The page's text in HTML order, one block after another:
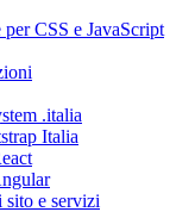
CSS e JavaScript
.italia
Italia
e servizi